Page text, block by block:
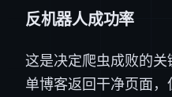
反机器人成功率
这是决定爬虫成败的
单博客返回干净页面